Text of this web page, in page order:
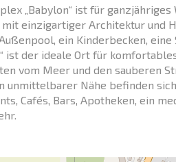
„Babylon“ ist für
mit einzigartiger Architektur und
ein Kinderbecken,
ist der ideale Ort für
vom Meer und den sauberen
unmittelbarer Nähe befinden
Cafés, Bars, Apotheken, ein